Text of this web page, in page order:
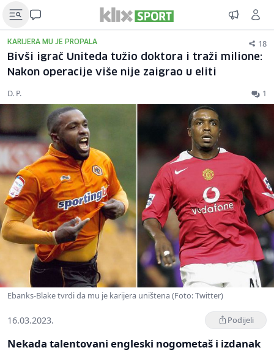
KARIJERA MU JE PROPALA 18
Bivši igrač Uniteda tužio doktora i traži milione:
Nakon operacije više nije zaigrao u eliti
D. P. 1
Ebanks-Blake tvrdi da mu je karijera uništena (Foto: Twitter)
16.03.2023. Podijeli
Nekada talentovani engleski nogometaš i izdanak